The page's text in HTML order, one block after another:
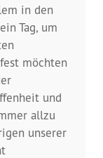
in den
Tag, um
möchten
und
allzu
unserer